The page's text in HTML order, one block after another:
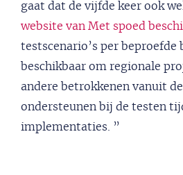
gaat dat de vijfde keer ook
website van Met spoed
testscenario’s per
beschikbaar om regionale
andere betrokkenen vanuit
ondersteunen bij de testen
implementaties. ”